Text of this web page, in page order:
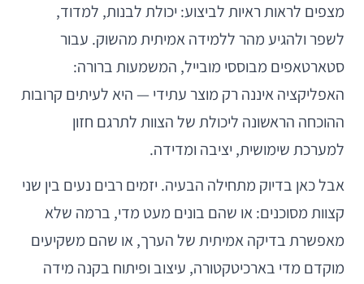
מצפים לראות ראיות לביצוע: יכולת לבנות, למדוד,
לשפר ולהגיע מהר ללמידה אמיתית מהשוק. עבור
סטארטאפים מבוססי מובייל, המשמעות ברורה:
האפליקציה איננה רק מוצר עתידי — היא לעיתים קרובות
ההוכחה הראשונה ליכולת של הצוות לתרגם חזון
למערכת שימושית, יציבה ומדידה.
אבל כאן בדיוק מתחילה הבעיה. יזמים רבים נעים בין שני
קצוות מסוכנים: או שהם בונים מעט מדי, ברמה שלא
מאפשרת בדיקה אמיתית של הערך, או שהם משקיעים
מוקדם מדי בארכיטקטורה, עיצוב ופיתוח בקנה מידה